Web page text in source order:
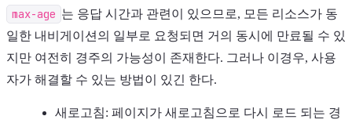
max-age 는 응답 시간과 관련이 있으므로, 모든 리소스가 동
일한 내비게이션의 일부로 요청되면 거의 동시에 만료될 수 있
지만 여전히 경주의 가능성이 존재한다. 그러나 이경우, 사용
자가 해결할 수 있는 방법이 있긴 한다.
새로고침: 페이지가 새로고침으로 다시 로드 되는 경